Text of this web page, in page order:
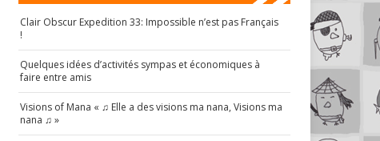
Clair Obscur Expedition 33: Impossible n’est pas Français
!
Quelques idées d’activités sympas et économiques à
faire entre amis
Visions of Mana « ♫ Elle a des visions ma nana, Visions ma
nana ♫ »